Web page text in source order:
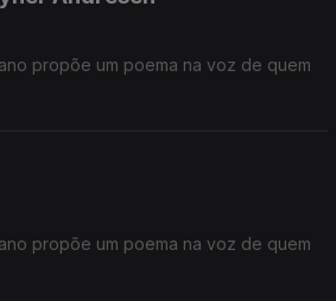
propõe um poema na voz de quem
propõe um poema na voz de quem